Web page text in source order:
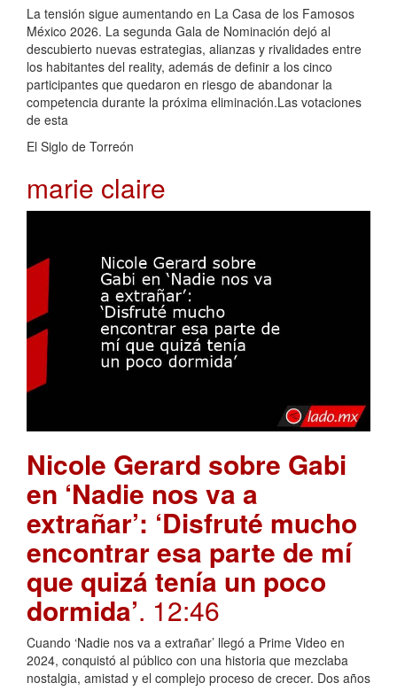
La tensión sigue aumentando en La Casa de los Famosos
México 2026. La segunda Gala de Nominación dejó al
descubierto nuevas estrategias, alianzas y rivalidades entre
los habitantes del reality, además de definir a los cinco
participantes que quedaron en riesgo de abandonar la
competencia durante la próxima eliminación.Las votaciones
de esta
El Siglo de Torreón
marie claire
Nicole Gerard sobre Gabi
en ‘Nadie nos va a
extrañar’: ‘Disfruté mucho
encontrar esa parte de mí
que quizá tenía un poco
dormida’. 12:46
Cuando ‘Nadie nos va a extrañar’ llegó a Prime Video en
2024, conquistó al público con una historia que mezclaba
nostalgia, amistad y el complejo proceso de crecer. Dos años